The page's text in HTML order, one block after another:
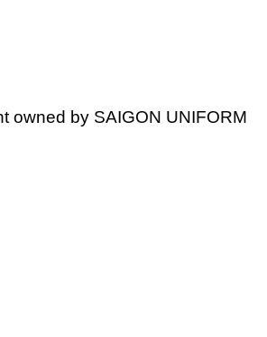
owned by SAIGON UNIFORM